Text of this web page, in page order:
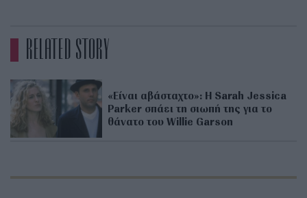
RELATED STORY
«Είναι αβάσταχτο»: Η Sarah Jessica
Parker σπάει τη σιωπή της για το
θάνατο του Willie Garson